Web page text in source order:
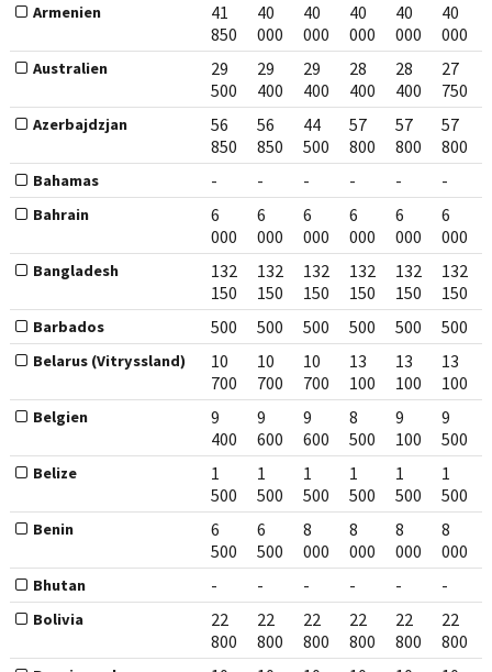
Armenien
41
850
40
000
40
000
40
000
40
000
40
000
Australien
29
500
29
400
29
400
28
400
28
400
27
750
Azerbajdzjan
56
850
56
850
44
500
57
800
57
800
57
800
Bahamas - - - - - -
Bahrain
6
000
6
000
6
000
6
000
6
000
6
000
Bangladesh
132
150
132
150
132
150
132
150
132
150
132
150
Barbados 500 500 500 500 500 500
Belarus (Vitryssland)
10
700
10
700
10
700
13
100
13
100
13
100
Belgien
9
400
9
600
9
600
8
500
9
100
9
500
Belize
1
500
1
500
1
500
1
500
1
500
1
500
Benin
6
500
6
500
8
000
8
000
8
000
8
000
Bhutan - - - - - -
Bolivia
22
800
22
800
22
800
22
800
22
800
22
800